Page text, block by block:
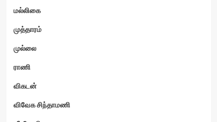
மல்லிகை
முத்தாரம்
முல்லை
ராணி
விகடன்
விவேக சிந்தாமணி